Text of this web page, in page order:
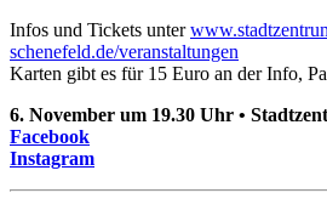
Infos und Tickets unter
schenefeld.de/veranstaltungen
Karten gibt es für 15 Euro an der Info,
6. November um 19.30 Uhr •
Facebook
Instagram